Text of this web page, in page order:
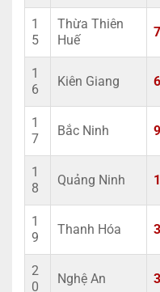
1
5
Thừa Thiên
Huế
1
6
Kiên Giang
1
7
Bắc Ninh
1
8
Quảng Ninh
1
9
Thanh Hóa
2
0
Nghệ An